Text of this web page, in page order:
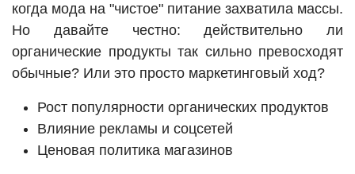
когда мода на "чистое" питание захватила массы.
Но давайте честно: действительно ли
органические продукты так сильно превосходят
обычные? Или это просто маркетинговый ход?
Рост популярности органических продуктов
Влияние рекламы и соцсетей
Ценовая политика магазинов